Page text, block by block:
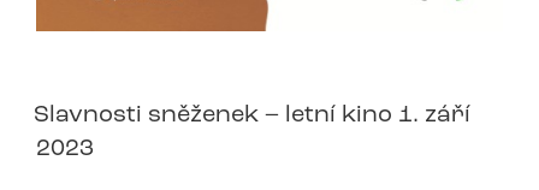
Slavnosti sněženek – letní kino 1. září
2023